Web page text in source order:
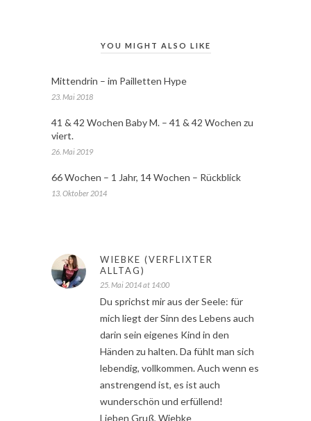
YOU MIGHT ALSO LIKE
Mittendrin – im Pailletten Hype
23. Mai 2018
41 & 42 Wochen Baby M. – 41 & 42 Wochen zu
viert.
26. Mai 2019
66 Wochen – 1 Jahr, 14 Wochen – Rückblick
13. Oktober 2014
WIEBKE (VERFLIXTER
ALLTAG)
25. Mai 2014 at 14:00
Du sprichst mir aus der Seele: für
mich liegt der Sinn des Lebens auch
darin sein eigenes Kind in den
Händen zu halten. Da fühlt man sich
lebendig, vollkommen. Auch wenn es
anstrengend ist, es ist auch
wunderschön und erfüllend!
Lieben Gruß, Wiebke